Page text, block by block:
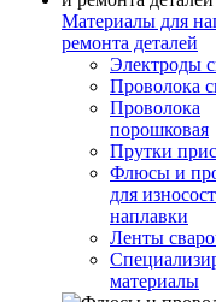
Материалы для
ремонта деталей
Электроды
Проволока
Проволока
порошковая
Прутки
Флюсы и
для
наплавки
Ленты
материалы